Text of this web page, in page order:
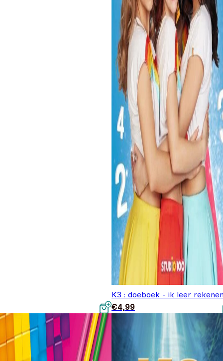
K3 : doeboek - ik leer
€4,99